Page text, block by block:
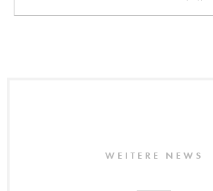
WEITERE NEWS